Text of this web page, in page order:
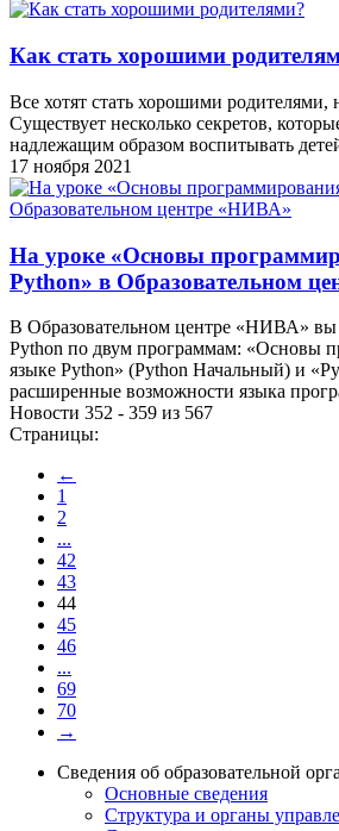
Как стать хорошими
Все хотят стать хорошими родителями,
Существует несколько секретов,
надлежащим образом воспитывать
17 ноября 2021
На уроке «Основы
Python» в Образовательном
В Образовательном центре «НИВА» вы
Python по двум программам: «Основы
языке Python» (Python Начальный) и
расширенные возможности языка
Новости 352 - 359 из 567
Страницы:
←
1
2
...
42
43
44
45
46
...
69
70
→
Сведения об образовательной
Основные сведения
Структура и органы